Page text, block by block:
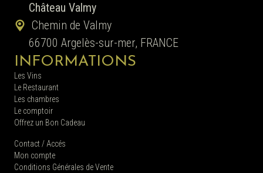
Château Valmy
Chemin de Valmy
66700 Argelès-sur-mer, FRANCE
INFORMATIONS
Les Vins
Le Restaurant
Les chambres
Le comptoir
Offrez un Bon Cadeau
Contact / Accés
Mon compte
Conditions Générales de Vente